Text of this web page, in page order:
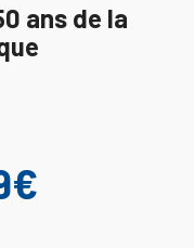
ans de la